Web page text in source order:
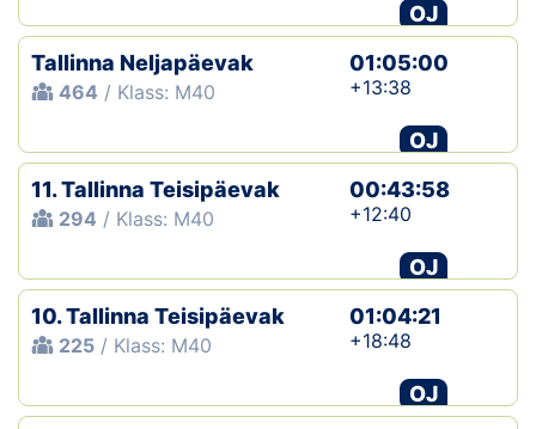
OJ
Tallinna Neljapäevak
464 / Klass: M40
01:05:00
+13:38
OJ
11. Tallinna Teisipäevak
294 / Klass: M40
00:43:58
+12:40
OJ
10. Tallinna Teisipäevak
225 / Klass: M40
01:04:21
+18:48
OJ